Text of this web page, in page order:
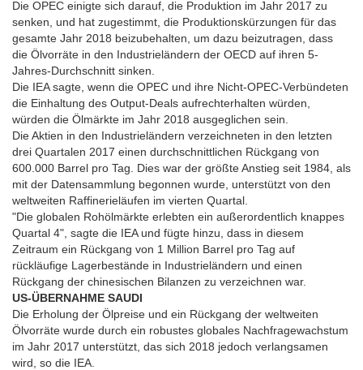
Die OPEC einigte sich darauf, die Produktion im Jahr 2017 zu
senken, und hat zugestimmt, die Produktionskürzungen für das
gesamte Jahr 2018 beizubehalten, um dazu beizutragen, dass
die Ölvorräte in den Industrieländern der OECD auf ihren 5-
Jahres-Durchschnitt sinken.
Die IEA sagte, wenn die OPEC und ihre Nicht-OPEC-Verbündeten
die Einhaltung des Output-Deals aufrechterhalten würden,
würden die Ölmärkte im Jahr 2018 ausgeglichen sein.
Die Aktien in den Industrieländern verzeichneten in den letzten
drei Quartalen 2017 einen durchschnittlichen Rückgang von
600.000 Barrel pro Tag. Dies war der größte Anstieg seit 1984, als
mit der Datensammlung begonnen wurde, unterstützt von den
weltweiten Raffinerieläufen im vierten Quartal.
"Die globalen Rohölmärkte erlebten ein außerordentlich knappes
Quartal 4", sagte die IEA und fügte hinzu, dass in diesem
Zeitraum ein Rückgang von 1 Million Barrel pro Tag auf
rückläufige Lagerbestände in Industrieländern und einen
Rückgang der chinesischen Bilanzen zu verzeichnen war.
US-ÜBERNAHME SAUDI
Die Erholung der Ölpreise und ein Rückgang der weltweiten
Ölvorräte wurde durch ein robustes globales Nachfragewachstum
im Jahr 2017 unterstützt, das sich 2018 jedoch verlangsamen
wird, so die IEA.